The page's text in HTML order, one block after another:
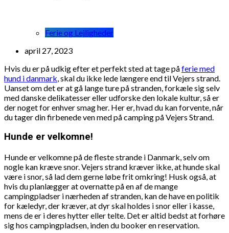
Ferie og Lejligheder
april 27, 2023
Hvis du er på udkig efter et perfekt sted at tage påferie med
hund i danmark , skal du ikke lede længere end til Vejers strand.
Uanset om det er at gå lange ture på stranden, forkæle sig selv
med danske delikatesser eller udforske den lokale kultur, så er
der noget for enhver smag her. Her er, hvad du kan forvente, når
du tager din firbenede ven med på camping på Vejers Strand.
Hunde er velkomne!
Hunde er velkomne på de fleste strande i Danmark, selv om
nogle kan kræve snor. Vejers strand kræver ikke, at hunde skal
være i snor, så lad dem gerne løbe frit omkring! Husk også, at
hvis du planlægger at overnatte på en af de mange
campingpladser i nærheden af stranden, kan de have en politik
for kæledyr, der kræver, at dyr skal holdes i snor eller i kasse,
mens de er i deres hytter eller telte. Det er altid bedst at forhøre
sig hos campingpladsen, inden du booker en reservation.